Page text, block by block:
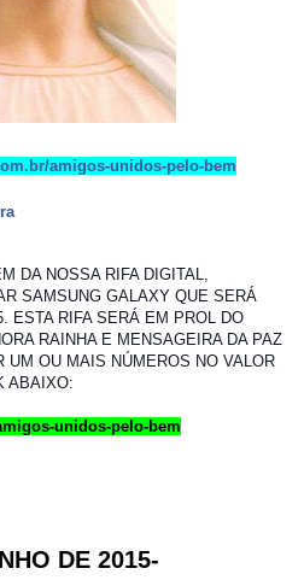
amigos-unidos-pelo-bem
DA NOSSA RIFA DIGITAL,
SAMSUNG GALAXY QUE SERÁ
ESTA RIFA SERÁ EM PROL DO
RAINHA E MENSAGEIRA DA PAZ
UM OU MAIS NÚMEROS NO VALOR
ABAIXO:
unidos-pelo-bem
DE 2015-